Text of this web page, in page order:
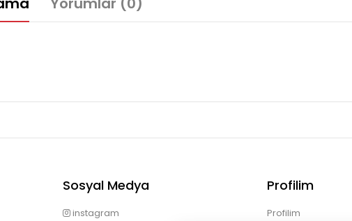
Sosyal Medya
instagram
Profilim
Profilim